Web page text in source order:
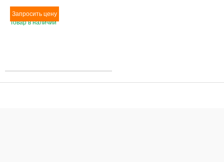
Объектив (фокусное расстояние,
мм): 3-8
Товар в наличии